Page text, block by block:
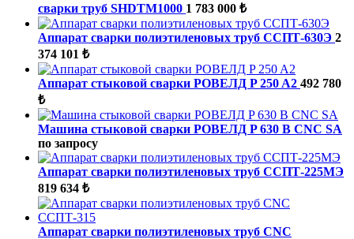
сварки труб SHDTM1000 1 783 000 ₺
Аппарат сварки полиэтиленовых труб ССПТ-630Э 2
374 101 ₺
Аппарат стыковой сварки РОВЕЛД P 250 A2 492 780
₺
Машина стыковой сварки РОВЕЛД P 630 B CNC SA
по запросу
Аппарат сварки полиэтиленовых труб ССПТ-225МЭ
819 634 ₺
Аппарат сварки полиэтиленовых труб CNC